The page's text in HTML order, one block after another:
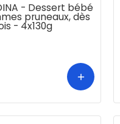
- Dessert bébé
pruneaux, dès
- 4x130g